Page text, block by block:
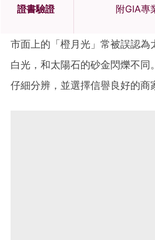
證書驗證 附GIA專
市面上的「橙月光」常被誤認為
白光，和太陽石的砂金閃爍不同
仔細分辨，並選擇信譽良好的商